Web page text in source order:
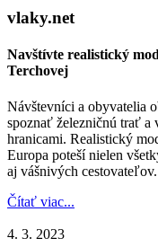
vlaky.net
Navštívte realistický
Terchovej
Návštevníci a obyvatelia
spoznať železničnú trať a
hranicami. Realistický
Europa poteší nielen
aj vášnivých
Čítať viac...
4. 3. 2023